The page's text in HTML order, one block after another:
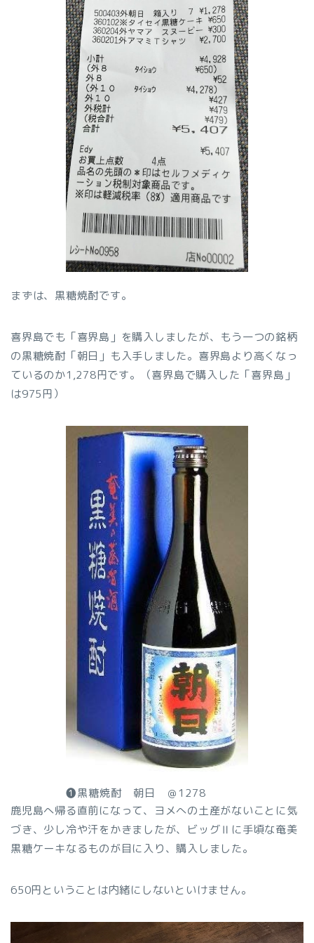
まずは、黒糖焼酎です。
喜界島でも「喜界島」を購入しましたが、もう一つの銘柄
の黒糖焼酎「朝日」も入手しました。喜界島より高くなっ
ているのか1,278円です。（喜界島で購入した「喜界島」
は975円）
❶黒糖焼酎 朝日 ＠1278
鹿児島へ帰る直前になって、ヨメへの土産がないことに気
づき、少し冷や汗をかきましたが、ビッグⅡに手頃な奄美
黒糖ケーキなるものが目に入り、購入しました。
650円ということは内緒にしないといけません。